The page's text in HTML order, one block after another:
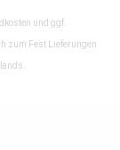
und ggf.
zum Fest Lieferungen